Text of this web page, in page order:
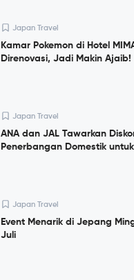
Japan Travel
Kamar Pokemon di Hotel
Direnovasi, Jadi Makin Ajaib!
Japan Travel
ANA dan JAL Tawarkan
Penerbangan Domestik
Japan Travel
Event Menarik di Jepang
Juli